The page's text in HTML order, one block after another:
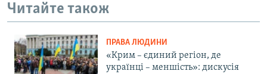
Читайте також
ПРАВА ЛЮДИНИ
«Крим – єдиний регіон, де
українці – меншість»: дискусія